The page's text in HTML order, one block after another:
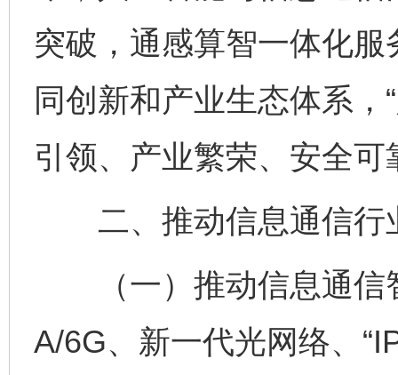
突破，通感算智一体化
同创新和产业生态体系，
引领、产业繁荣、安全
二、推动信息通信行
（一）推动信息通信
A/6G、新一代光网络、